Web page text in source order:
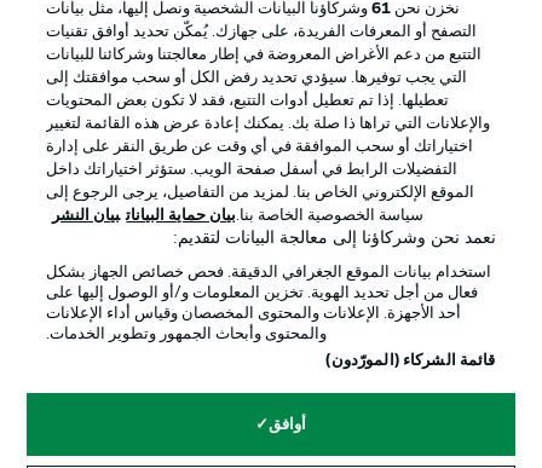
شروط الاستخدام القنوات الناقلة
الوظائف جهة النشر
تواصل معنا اللاعبون
© 2026 Bundesliga-Gruppe GmbH
نخزن نحن 61وشركاؤنا البيانات الشخصية ونصل إليها، مثل بيانات
التصفح أو المعرفات الفريدة، على جهازك. يُمكّن تحديد أوافق تقنيات
التتبع من دعم الأغراض المعروضة في إطار معالجتنا وشركائنا للبيانات
التي يجب توفيرها. سيؤدي تحديد رفض الكل أو سحب موافقتك إلى
تعطيلها. إذا تم تعطيل أدوات التتبع، فقد لا تكون بعض المحتويات
والإعلانات التي تراها ذا صلة بك. يمكنك إعادة عرض هذه القائمة لتغيير
اختياراتك أو سحب الموافقة في أي وقت عن طريق النقر على إدارة
التفضيلات الرابط في أسفل صفحة الويب. ستؤثر اختياراتك داخل
الموقع الإلكتروني الخاص بنا. لمزيد من التفاصيل، يرجى الرجوع إلى
سياسة الخصوصية الخاصة بنا.بيان حماية البيانات بيان النشر
نعمد نحن وشركاؤنا إلى معالجة البيانات لتقديم:
استخدام بيانات الموقع الجغرافي الدقيقة. فحص خصائص الجهاز بشكل
فعال من أجل تحديد الهوية. تخزين المعلومات و/أو الوصول إليها على
أحد الأجهزة. الإعلانات والمحتوى المخصصان وقياس أداء الإعلانات
والمحتوى وأبحاث الجمهور وتطوير الخدمات.
قائمة الشركاء (المورّدون)
أوافق